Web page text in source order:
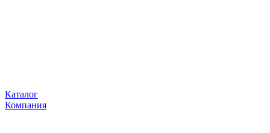
Каталог
Компания